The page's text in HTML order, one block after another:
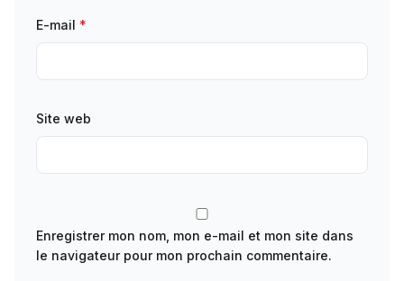
E-mail *
Site web
Enregistrer mon nom, mon e-mail et mon site dans
le navigateur pour mon prochain commentaire.